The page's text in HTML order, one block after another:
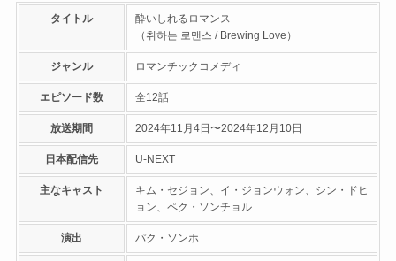
タイトル
酔いしれるロマンス
（취하는 로맨스 / Brewing Love）
ジャンル ロマンチックコメディ
エピソード数 全12話
放送期間 2024年11月4日〜2024年12月10日
日本配信先 U-NEXT
主なキャスト
キム・セジョン、イ・ジョンウォン、シン・ドヒ
ョン、ペク・ソンチョル
演出 パク・ソンホ